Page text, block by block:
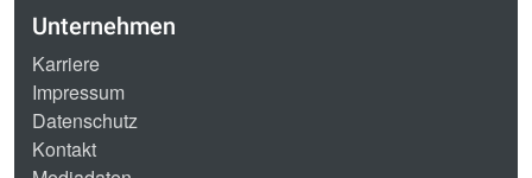
Unternehmen
Karriere
Impressum
Datenschutz
Kontakt